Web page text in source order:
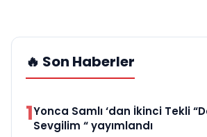
🔥 Son Haberler
1Yonca Samlı ‘dan İkinci Tekli
Sevgilim “ yayımlandı